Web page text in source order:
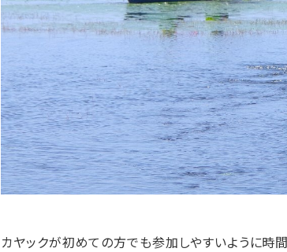
カヤックが初めての方でも参加しやすいように時